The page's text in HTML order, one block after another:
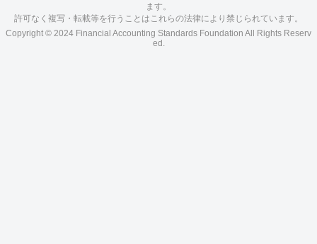
ます。
許可なく複写・転載等を行うことはこれらの法律により禁じられています。
Copyright © 2024 Financial Accounting Standards Foundation All Rights Reserv
ed.